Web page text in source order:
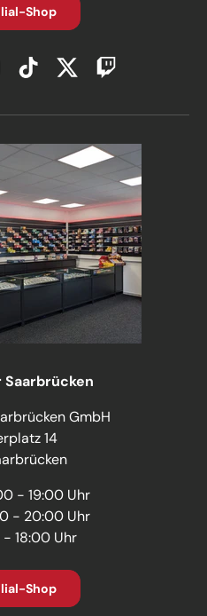
Shop
TikTokTwitterTwitch
Saarbrücken
GmbH
14
- 19:00 Uhr
- 20:00 Uhr
- 18:00 Uhr
Shop